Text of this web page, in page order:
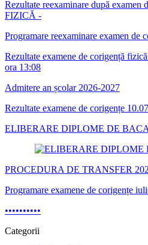
Rezultate reexaminare după examen
FIZICĂ -
Programare reexaminare examen de
Rezultate examene de corigență
ora 13:08
Admitere an școlar 2026-2027
Rezultate examene de corigențe
ELIBERARE DIPLOME DE
PROCEDURA DE TRANSFER
Programare examene de corigențe
••••••••••
Categorii